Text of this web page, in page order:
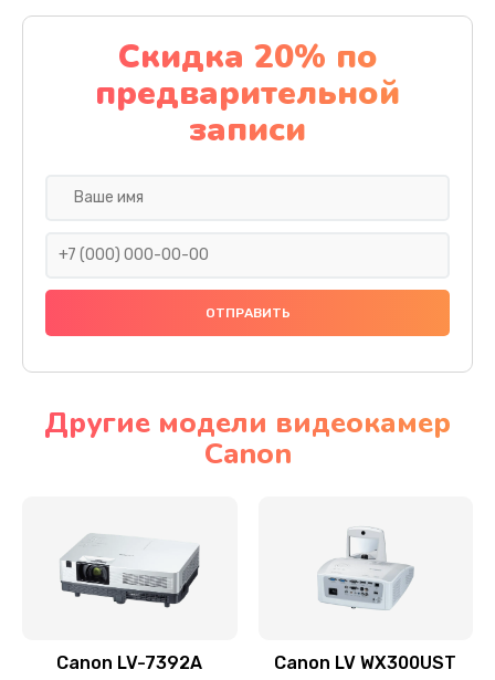
Заказать
Ремонт электроплаты
1320 руб.
Заказать
Замена датчика
Замена дисплея
Замена кнопки
Заказать
Скидка 20% по
предварительной
записи
Другие модели видеокамер
Canon
Canon LV-7392A Canon LV WX300UST